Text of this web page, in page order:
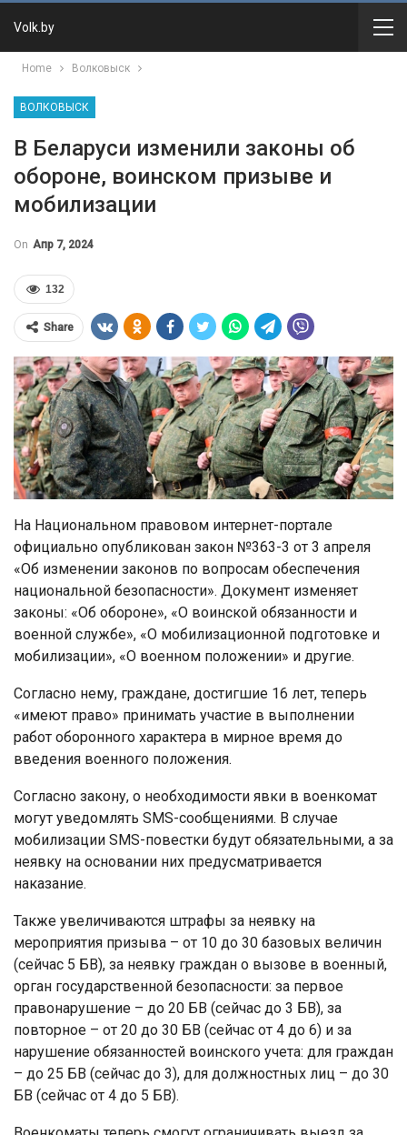
Volk.by
Home Волковыск
ВОЛКОВЫСК
В Беларуси изменили законы об
обороне, воинском призыве и
мобилизации
On Апр 7, 2024
132
Share
На Национальном правовом интернет-портале
официально опубликован закон №363-3 от 3 апреля
«Об изменении законов по вопросам обеспечения
национальной безопасности». Документ изменяет
законы: «Об обороне», «О воинской обязанности и
военной службе», «О мобилизационной подготовке и
мобилизации», «О военном положении» и другие.
Согласно нему, граждане, достигшие 16 лет, теперь
«имеют право» принимать участие в выполнении
работ оборонного характера в мирное время до
введения военного положения.
Согласно закону, о необходимости явки в военкомат
могут уведомлять SMS-сообщениями. В случае
мобилизации SMS-повестки будут обязательными, а за
неявку на основании них предусматривается
наказание.
Также увеличиваются штрафы за неявку на
мероприятия призыва – от 10 до 30 базовых величин
(сейчас 5 БВ), за неявку граждан о вызове в военный,
орган государственной безопасности: за первое
правонарушение – до 20 БВ (сейчас до 3 БВ), за
повторное – от 20 до 30 БВ (сейчас от 4 до 6) и за
нарушение обязанностей воинского учета: для граждан
– до 25 БВ (сейчас до 3), для должностных лиц – до 30
БВ (сейчас от 4 до 5 БВ).